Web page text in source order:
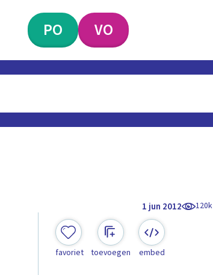
PO VO
1 jun 2012 120k
favoriet toevoegen embed